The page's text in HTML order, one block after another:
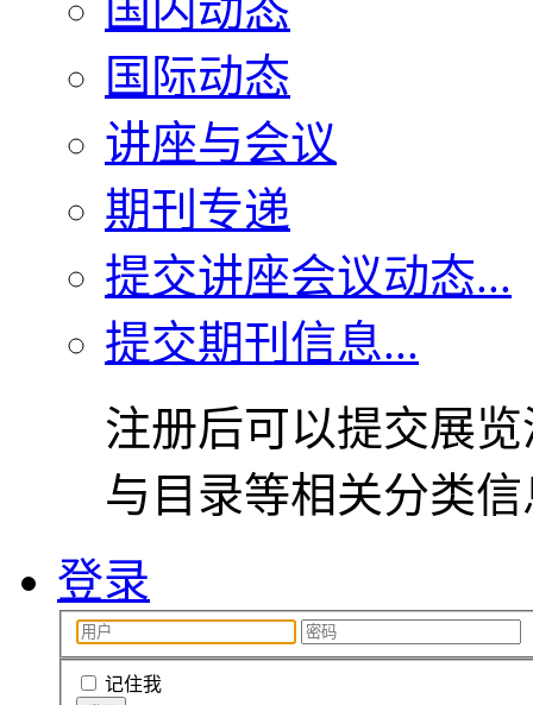
国内动态
国际动态
讲座与会议
期刊专递
提交讲座会议动态...
提交期刊信息...
注册后可以提交展
与目录等相关分类
登录
记住我